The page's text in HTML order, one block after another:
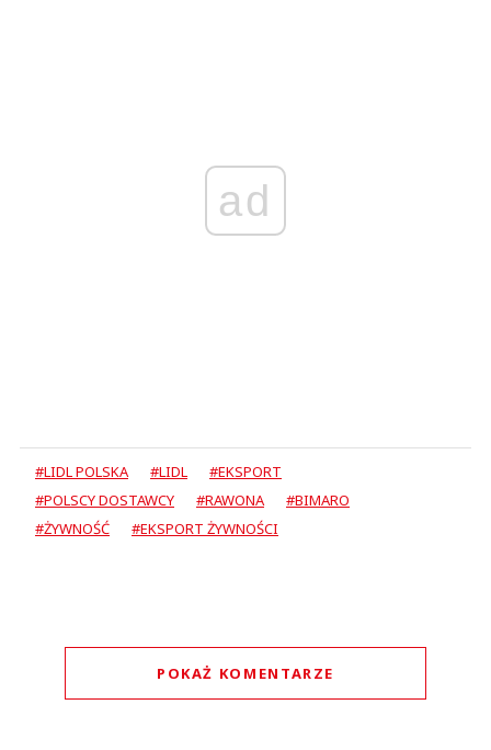
ad
#LIDL POLSKA #LIDL
#EKSPORT
#POLSCY DOSTAWCY
#RAWONA
#BIMARO
#ŻYWNOŚĆ
#EKSPORT ŻYWNOŚCI
POKAŻ KOMENTARZE